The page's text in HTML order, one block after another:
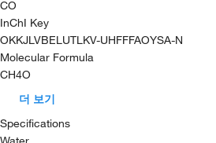
CO
InChI Key
OKKJLVBELUTLKV-UHFFFAOYSA-N
Molecular Formula
CH4O
더 보기
Specifications